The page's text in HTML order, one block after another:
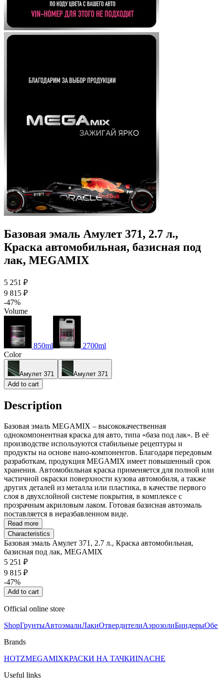
Базовая эмаль Амулет 371, 2.7 л.,
Краска автомобильная, базисная под
лак, MEGAMIX
5 251 ₽
9 815 ₽
-47%
Volume
850ml
2700ml
Color
Амулет 371
Амулет 371
Add to cart
Description
Базовая эмаль MEGAMIX – высококачественная
однокомпонентная краска для авто, типа «база под лак». В её
производстве используются стабильные рецептуры и
продукты на основе нано-компонентов. Благодаря передовым
разработкам, продукция MEGAMIX имеет повышенный срок
хранения. Автомобильная краска применяется для полной или
частичной окраски поверхности кузова автомобиля, а также
других деталей из металла или пластика, в качестве первого
слоя в двухслойной системе покрытия, в комплексе с
прозрачным акриловым лаком. Готовая базисная автоэмаль
поставляется в неразбавленном виде.
Read more
Characteristics
Базовая эмаль Амулет 371, 2.7 л., Краска автомобильная,
базисная под лак, MEGAMIX
5 251 ₽
9 815 ₽
-47%
Add to cart
Official online store
ShopГрунтыАвтоэмалиЛакиОтвердителиАэрозолиБиндеры
Brands
HOTZMEGAMIXКРАСКИ НА ТАЧКИINACHE
Useful links